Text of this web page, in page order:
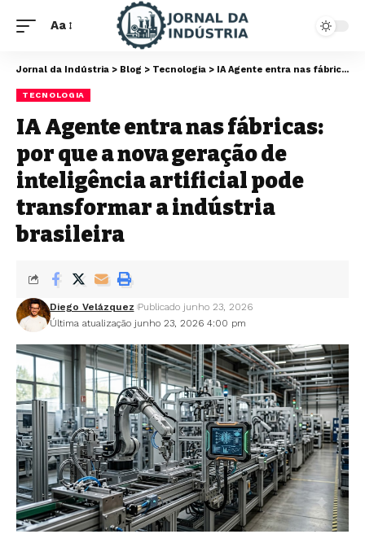
Aa
Jornal da Indústria > Blog > Tecnologia > IA Agente entra nas fábricas: por que a nova geração de inteligência artificial pode transformar a indústria brasileira
TECNOLOGIA
IA Agente entra nas fábricas:
por que a nova geração de
inteligência artificial pode
transformar a indústria
brasileira
Última atualização junho 23, 2026 4:00 pm
Diego Velázquez Publicado junho 23, 2026